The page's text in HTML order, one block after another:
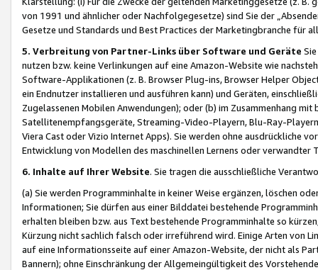
von 1991 und ähnlicher oder Nachfolgegesetze) sind Sie der
Gesetze und Standards und Best Practices der Marketingbranche für
5. Verbreitung von Partner-Links über Software und Geräte
nutzen bzw. keine Verlinkungen auf eine Amazon-Website wie
Software-Applikationen (z. B. Browser Plug-ins, Browser Helper
ein Endnutzer installieren und ausführen kann) und Geräten,
Zugelassenen Mobilen Anwendungen); oder (b) im Zusammenhang
Satellitenempfangsgeräte, Streaming-Video-Playern, Blu-Ray-
Viera Cast oder Vizio Internet Apps). Sie werden ohne ausdrückliche
Entwicklung von Modellen des maschinellen Lernens oder
6. Inhalte auf Ihrer Website. Sie tragen die ausschließliche
(a) Sie werden Programminhalte in keiner Weise ergänzen, löschen
Informationen; Sie dürfen aus einer Bilddatei bestehende
erhalten bleiben bzw. aus Text bestehende Programminhalte so
Kürzung nicht sachlich falsch oder irreführend wird. Einige Arten von
auf eine Informationsseite auf einer Amazon-Website, der nicht als
Bannern); ohne Einschränkung der Allgemeingültigkeit des